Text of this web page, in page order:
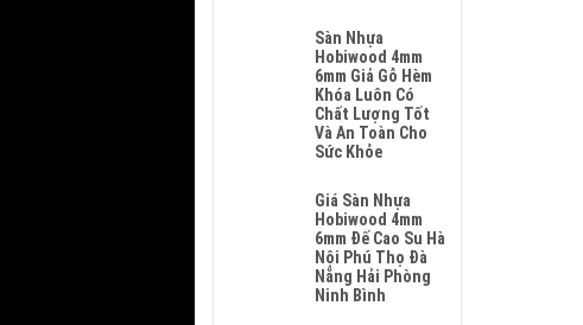
Và
Giá
Sửa
Chữa
Hợp
Lý
Có
Bình
Luận
Ở
Sửa
Sàn
Nhựa
Hèm
Khóa
4mm
6mm
Đế
Cao
Sàn Nhựa
Hobiwood 4mm
6mm Giả Gỗ Hèm
Khóa Luôn Có
Chất Lượng Tốt
Và An Toàn Cho
Sức Khỏe
Có
Bình
Luận
Ở
Sàn
Nhựa
Giá Sàn Nhựa
Hobiwood 4mm
6mm Đế Cao Su Hà
Nội Phú Thọ Đà
Nẵng Hải Phòng
Ninh Bình